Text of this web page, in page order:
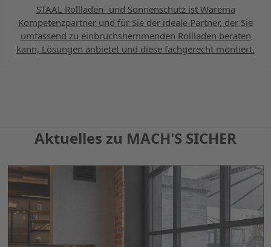
STAAL Rollladen- und Sonnenschutz ist Warema
Kompetenzpartner und für Sie der ideale Partner, der Sie
umfassend zu einbruchshemmenden Rollladen beraten
kann, Lösungen anbietet und diese fachgerecht montiert.
Aktuelles zu MACH'S SICHER